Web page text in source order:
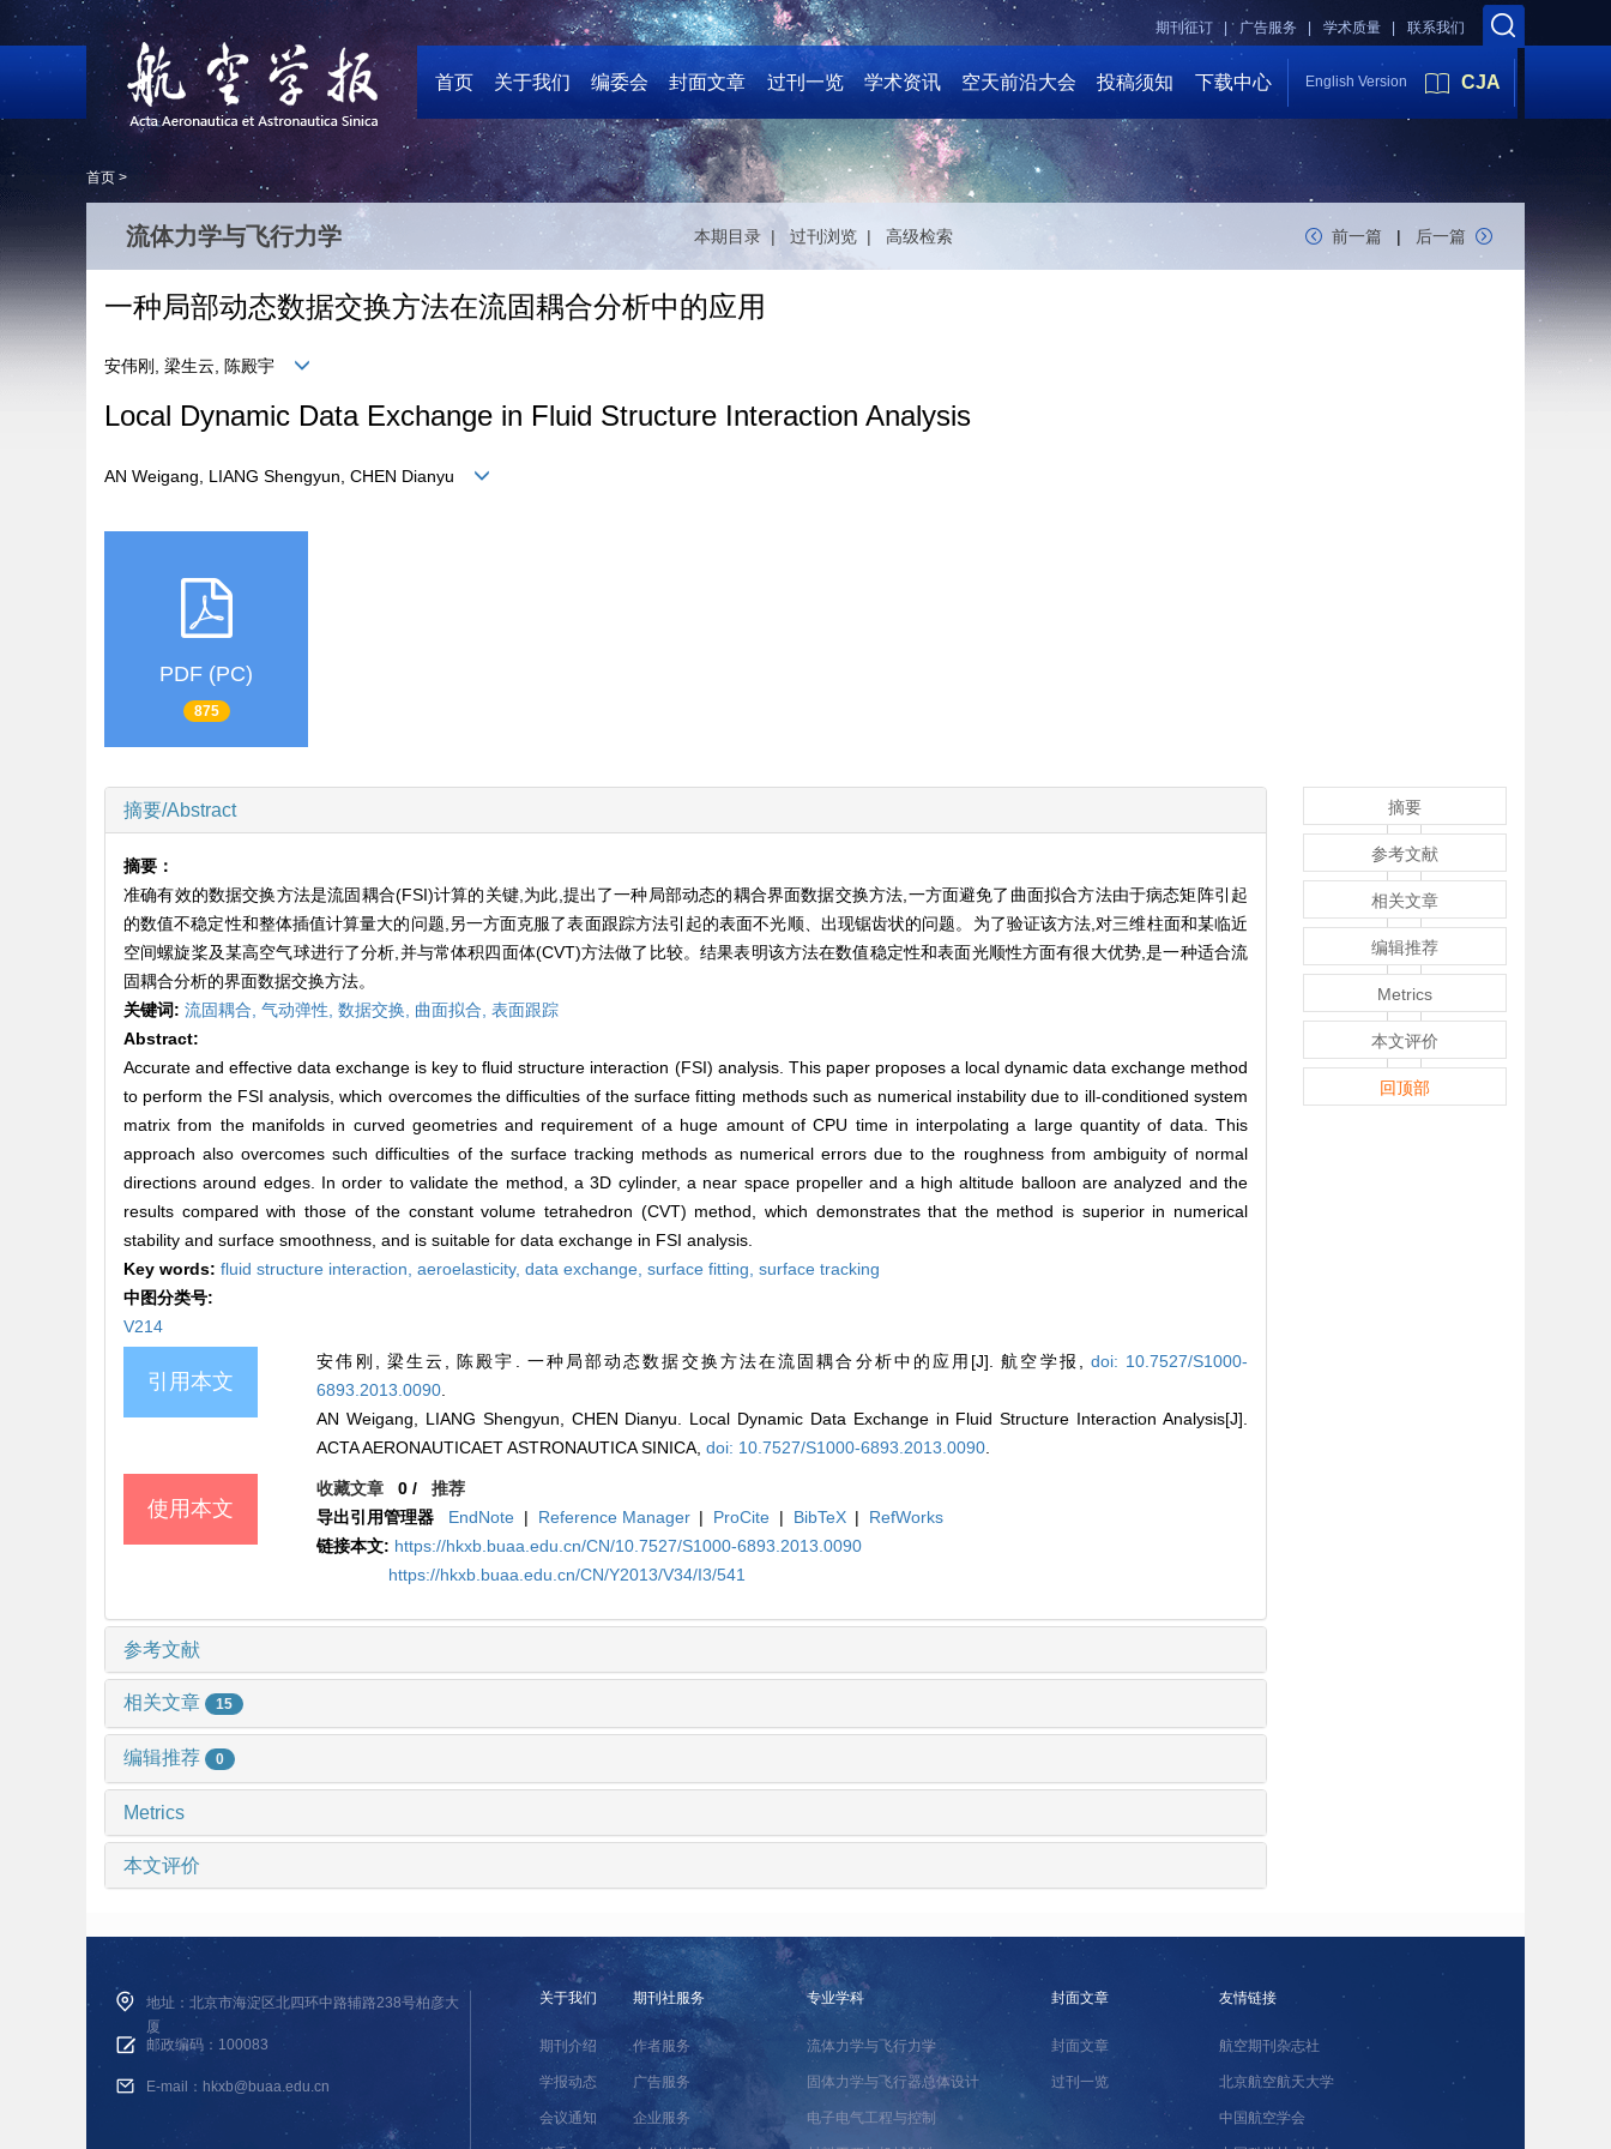
联系我们
学术质量 |
广告服务 |
期刊征订 |
首页 关于我们 编委会 封面文章 过刊一览 学术资讯 空天前沿大会 投稿须知 下载中心 English Version CJA
首页 >
流体力学与飞行力学 本期目录 | 过刊浏览 | 高级检索 前一篇 | 后一篇
一种局部动态数据交换方法在流固耦合分析中的应用
安伟刚, 梁生云, 陈殿宇
Local Dynamic Data Exchange in Fluid Structure Interaction Analysis
AN Weigang, LIANG Shengyun, CHEN Dianyu
PDF (PC)
875
摘要/Abstract
摘要：
准确有效的数据交换方法是流固耦合(FSI)计算的关键,为此,提出了一种局部动态的耦合界面数据交换方法,一方面避免了曲面拟合方法由于病态矩阵引起
的数值不稳定性和整体插值计算量大的问题,另一方面克服了表面跟踪方法引起的表面不光顺、出现锯齿状的问题。为了验证该方法,对三维柱面和某临近
空间螺旋桨及某高空气球进行了分析,并与常体积四面体(CVT)方法做了比较。结果表明该方法在数值稳定性和表面光顺性方面有很大优势,是一种适合流
固耦合分析的界面数据交换方法。
关键词: 流固耦合, 气动弹性, 数据交换, 曲面拟合, 表面跟踪
Abstract:
Accurate and effective data exchange is key to fluid structure interaction (FSI) analysis. This paper proposes a local dynamic data exchange method
to perform the FSI analysis, which overcomes the difficulties of the surface fitting methods such as numerical instability due to ill-conditioned system
matrix from the manifolds in curved geometries and requirement of a huge amount of CPU time in interpolating a large quantity of data. This
approach also overcomes such difficulties of the surface tracking methods as numerical errors due to the roughness from ambiguity of normal
directions around edges. In order to validate the method, a 3D cylinder, a near space propeller and a high altitude balloon are analyzed and the
results compared with those of the constant volume tetrahedron (CVT) method, which demonstrates that the method is superior in numerical
stability and surface smoothness, and is suitable for data exchange in FSI analysis.
Key words: fluid structure interaction, aeroelasticity, data exchange, surface fitting, surface tracking
中图分类号:
V214
引用本文
安伟刚, 梁生云, 陈殿宇. 一种局部动态数据交换方法在流固耦合分析中的应用[J]. 航空学报, doi: 10.7527/S1000-
6893.2013.0090.
AN Weigang, LIANG Shengyun, CHEN Dianyu. Local Dynamic Data Exchange in Fluid Structure Interaction Analysis[J].
ACTA AERONAUTICAET ASTRONAUTICA SINICA,doi: 10.7527/S1000-6893.2013.0090.
使用本文
收藏文章 0 /推荐
导出引用管理器
EndNote | Reference Manager | ProCite | BibTeX |
RefWorks
链接本文: https://hkxb.buaa.edu.cn/CN/10.7527/S1000-6893.2013.0090
https://hkxb.buaa.edu.cn/CN/Y2013/V34/I3/541
参考文献
相关文章 15
编辑推荐 0
Metrics
本文评价
摘要
参考文献
相关文章
编辑推荐
Metrics
本文评价
回顶部
地址：北京市海淀区北四环中路辅路238号柏彦大
厦
邮政编码：100083
E-mail：hkxb@buaa.edu.cn
关于我们
期刊介绍
学报动态
会议通知
期刊社服务
作者服务
广告服务
企业服务
专业学科
流体力学与飞行力学
固体力学与飞行器总体设计
电子电气工程与控制
封面文章
封面文章
过刊一览
友情链接
航空期刊杂志社
北京航空航天大学
中国航空学会